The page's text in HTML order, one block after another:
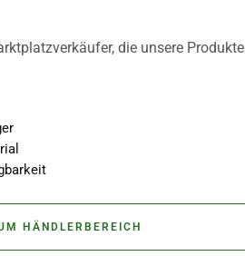
die unsere Produkte
HÄNDLERBEREICH